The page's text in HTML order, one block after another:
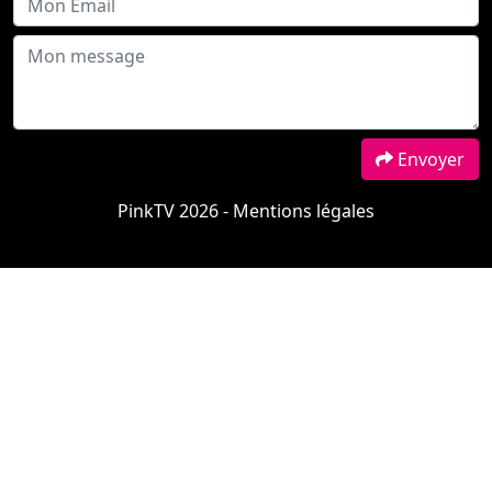
Envoyer
PinkTV 2026 - Mentions légales